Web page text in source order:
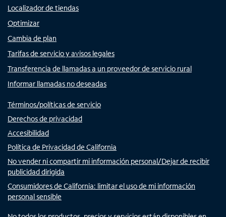
Localizador de tiendas
Optimizar
Cambia de plan
Tarifas de servicio y avisos legales
Transferencia de llamadas a un proveedor de servicio rural
Informar llamadas no deseadas
Términos/políticas de servicio
Derechos de privacidad
Accesibilidad
Política de Privacidad de California
No vender ni compartir mi información personal/Dejar de recibir
publicidad dirigida
Consumidores de California: limitar el uso de mi información
personal sensible